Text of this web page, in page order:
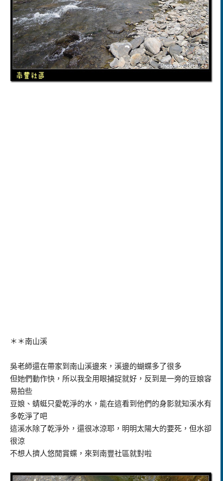
＊＊南山溪
吳老師還在帶家到南山溪邊來，溪邊的蝴蝶多了很多
但她們動作快，所以我全用眼捕捉就好，反到是一旁的豆娘容
易拍些
豆娘、蜻蜓只愛乾淨的水，能在這看到他們的身影就知溪水有
多乾淨了吧
這溪水除了乾淨外，還很冰涼耶，明明太陽大的要死，但水卻
很涼
不想人擠人悠閒賞蝶，來到南豐社區就對啦